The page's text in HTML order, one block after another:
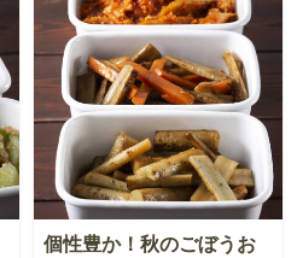
個性豊か！秋のごぼうお